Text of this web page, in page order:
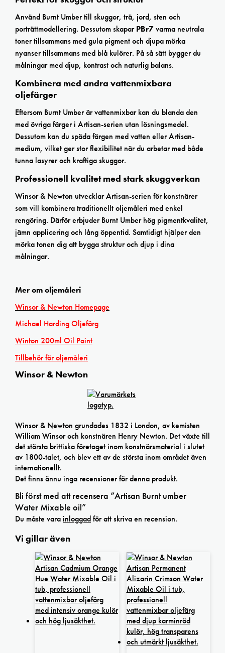
Använd Burnt Umber till skuggor, trä, jord, sten och
porträttmodellering. Dessutom skaparPBr7varma neutrala
toner tillsammans med gula pigment och djupa mörka
nyanser tillsammans med blå kulörer. På så sätt bygger du
målningar med djup, kontrast och naturlig balans.
Kombinera med andra vattenmixbara
oljefärger
Eftersom Burnt Umber är vattenmixbar kan du blanda den
med övriga färger i Artisan-serien utan lösningsmedel.
Dessutom kan du späda färgen med vatten eller Artisan-
medium, vilket ger stor flexibilitet när du arbetar med både
tunna lasyrer och kraftiga skuggor.
Professionell kvalitet med stark skuggverkan
Winsor & Newton utvecklar Artisan-serien för konstnärer
som vill kombinera traditionellt oljemåleri med enkel
rengöring. Därför erbjuder Burnt Umber hög pigmentkvalitet,
jämn applicering och lång öppentid. Samtidigt hjälper den
mörka tonen dig att bygga struktur och djup i dina
målningar.
Mer om oljemåleri
Winsor & Newton Homepage
Michael Harding Oljefärg
Winton 200ml Oil Paint
Tillbehör för oljemåleri
Winsor & Newton
Winsor & Newton grundades 1832 i London, av kemisten
William Winsor och konstnären Henry Newton. Det växte till
det största brittiska företaget inom konstnärsmaterial i slutet
av 1800-talet, och blev ett av de största inom området även
internationellt.
Det finns ännu inga recensioner för denna produkt.
Bli först med att recensera ”Artisan Burnt umber
Water Mixable oil”
Du måste varainloggadför att skriva en recension.
Vi gillar även